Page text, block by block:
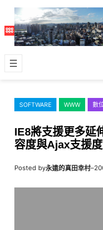
主
容
SOFTWARE WWW 數
IE8將支援更多延
容度與Ajax支援度
Posted by永遠的真田幸村–